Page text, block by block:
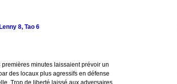
8, Tao 6
minutes laissaient prévoir un
des locaux plus agressifs en défense
Trop de liberté laissé aux adversaires